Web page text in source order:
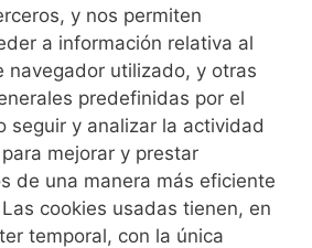
y nos permiten
a información relativa al
navegador utilizado, y otras
predefinidas por el
seguir y analizar la actividad
mejorar y prestar
de una manera más eficiente
cookies usadas tienen, en
temporal, con la única